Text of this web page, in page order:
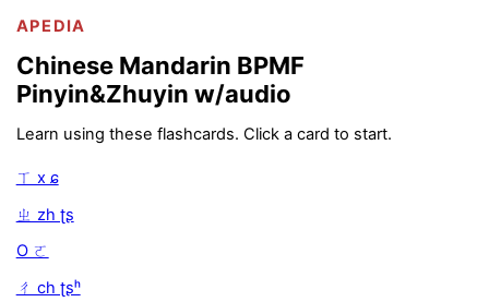
APEDIA
Chinese Mandarin BPMF
Pinyin&Zhuyin w/audio
Learn using these flashcards. Click a card to start.
ㄒ x ɕ
ㄓ zh ʈʂ
O ㄛ
ㄔ ch ʈʂʰ